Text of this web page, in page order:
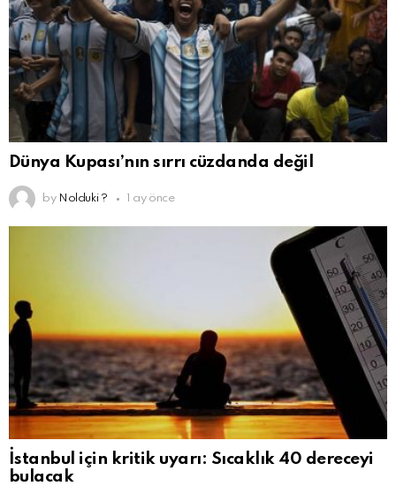
Dünya Kupası’nın sırrı cüzdanda değil
by Nolduki ? 1 ay önce
İstanbul için kritik uyarı: Sıcaklık 40 dereceyi
bulacak